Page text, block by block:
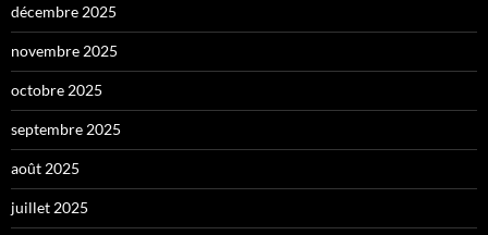
décembre 2025
novembre 2025
octobre 2025
septembre 2025
août 2025
juillet 2025